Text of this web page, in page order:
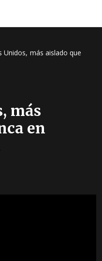
Unidos, más aislado que
más
en